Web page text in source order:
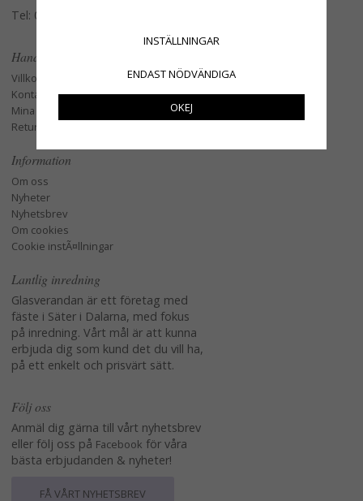
Tel: 079-3495968
Handla
Villkor
Kontakta oss
Mina favoriter
Retur och Reklamation
Information
Om oss
Nyheter
Nyhetsbrev
Om cookies
Cookie instÃ¤llningar
Lantlig inredning
Glasverandan är ett företag med
fäste i Säter i Dalarna, med fokus
på inredning. Vårt mål är att kunna
erbjuda dig som kund det du vill ha,
på ett enkelt och prisvärt sätt.
Följ oss
Anmäl dig gärna till vårt nyhetsbrev
eller följ oss på Facebook för våra
bästa erbjudanden & nyheter!
FÅ VÅRT NYHETSBREV
INSTÄLLNINGAR
ENDAST NÖDVÄNDIGA
OKEJ